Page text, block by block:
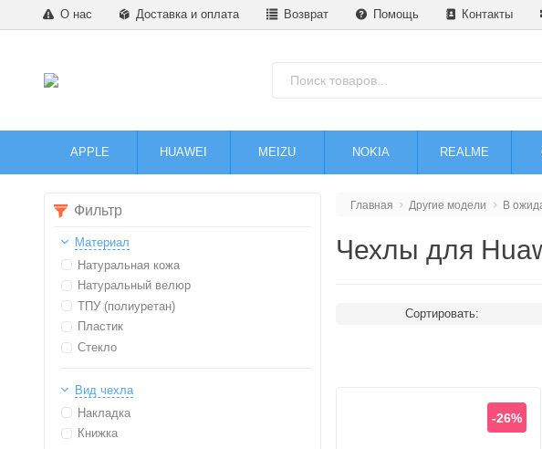
О нас Доставка и оплата Возврат Помощь Контакты
APPLE HUAWEI MEIZU NOKIA REALME
Фильтр
Материал
Натуральная кожа
Натуральный велюр
ТПУ (полиуретан)
Пластик
Стекло
Вид чехла
Накладка
Книжка
Главная Другие модели В
Чехлы для
Сортировать:
-26%